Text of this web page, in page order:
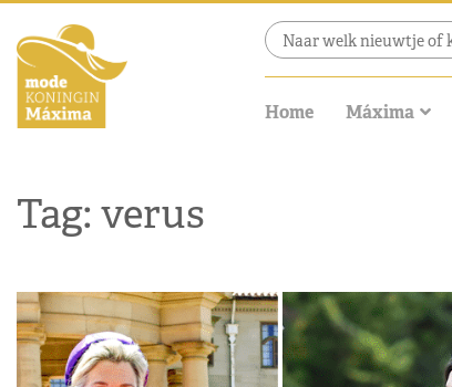
Home Máxima
Tag: verus